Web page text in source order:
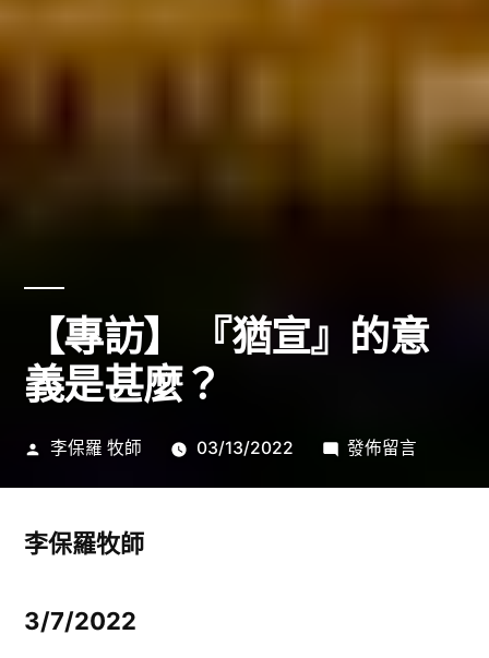
【專訪】 『猶宣』的意
義是甚麼？
作
李保羅 牧師 03/13/2022
在
發佈留言
李保羅牧師
3/7/2022